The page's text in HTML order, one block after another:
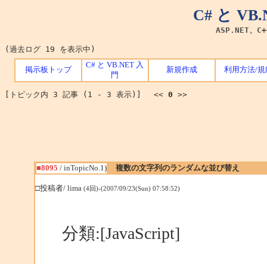
C# と
ASP.NET、
(過去ログ 19 を表示中)
掲示板トップ
C# と VB.NET 入
門
新規作成 利用方法/規
[トピック内 3 記事 (1 - 3 表示)] << 0 >>
■8095 / inTopicNo.1) 複数の文字列のランダムな並び替え
□投稿者/ lima (4回)-(2007/09/23(Sun) 07:58:52)
分類:[JavaScript]